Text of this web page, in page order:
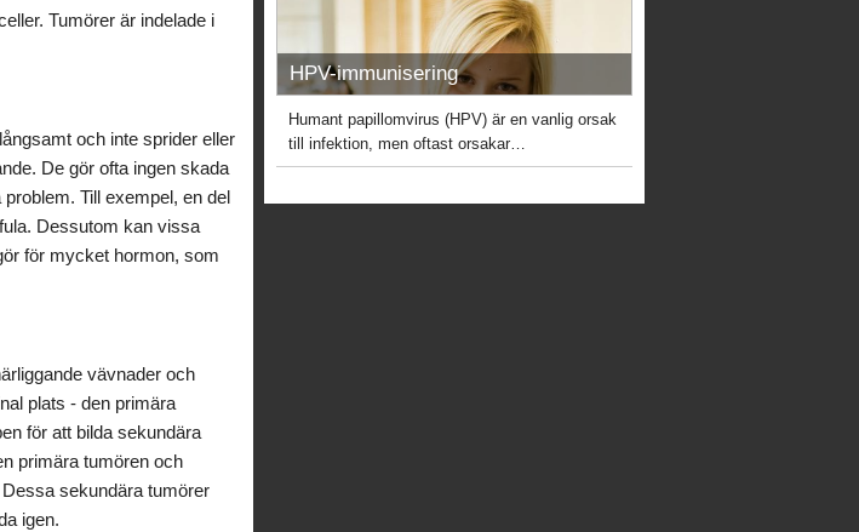
Tumörer är indelade i
och inte sprider eller
De gör ofta ingen skada
Till exempel, en del
Dessutom kan vissa
för mycket hormon, som
vävnader och
plats - den primära
för att bilda sekundära
primära tumören och
sekundära tumörer
igen.
HPV-immunisering
Humant papillomvirus (HPV) är en vanlig orsak
till infektion, men oftast orsakar…